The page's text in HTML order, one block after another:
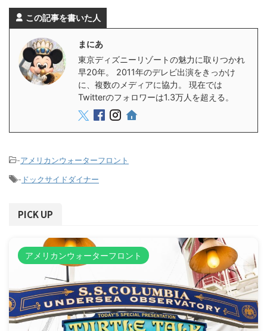
この記事を書いた人
まにあ
東京ディズニーリゾートの魅力に取りつかれ
早20年。 2011年のデレビ出演をきっかけ
に、複数のメディアに協力。 現在では
Twitterのフォロワーは1.3万人を超える。
-アメリカンウォーターフロント
- ドックサイドダイナー
PICK UP
アメリカンウォーターフロント